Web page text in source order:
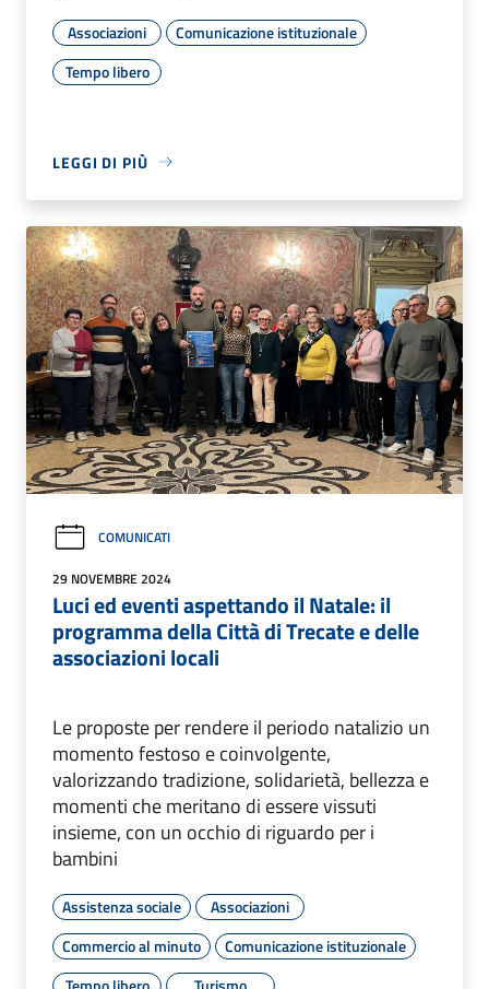
Associazioni
Comunicazione istituzionale
Tempo libero
LEGGI DI PIÙ
COMUNICATI
29 NOVEMBRE 2024
Luci ed eventi aspettando il Natale: il
programma della Città di Trecate e delle
associazioni locali
Le proposte per rendere il periodo natalizio un
momento festoso e coinvolgente,
valorizzando tradizione, solidarietà, bellezza e
momenti che meritano di essere vissuti
insieme, con un occhio di riguardo per i
bambini
Assistenza sociale
Associazioni
Commercio al minuto
Comunicazione istituzionale